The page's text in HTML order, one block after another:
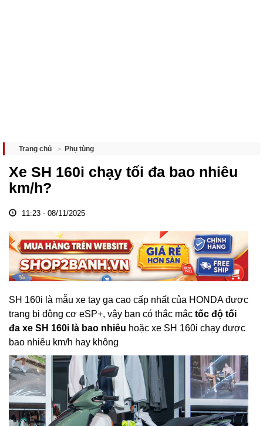
Trang chủ Phụ tùng
Xe SH 160i chạy tối đa bao nhiêu
km/h?
11:23 - 08/11/2025
SH 160i là mẫu xe tay ga cao cấp nhất của HONDA được
trang bị động cơ eSP+, vậy bạn có thắc mắc tốc độ tối
đa xe SH 160i là bao nhiêu hoặc xe SH 160i chạy được
bao nhiêu km/h hay không